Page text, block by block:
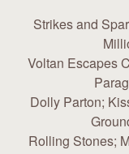
Strikes and
Voltan Escapes
Dolly Parton;
Rolling Stones;